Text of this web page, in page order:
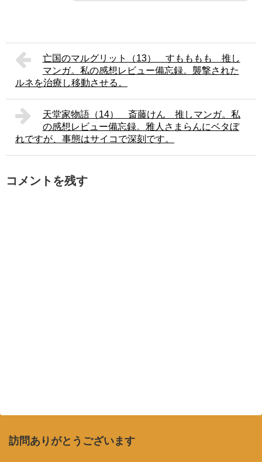
亡国のマルグリット（13） すもももも 推し
マンガ。私の感想レビュー備忘録。襲撃された
ルネを治療し移動させる。
天堂家物語（14） 斎藤けん 推しマンガ。私
の感想レビュー備忘録。雅人さまらんにベタぼ
れですが、事態はサイコで深刻です。
コメントを残す
訪問ありがとうございます